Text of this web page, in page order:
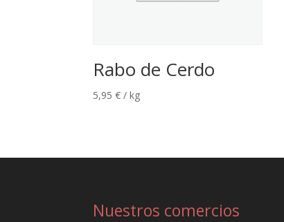
Rabo de Cerdo
5,95€ / kg
Nuestros comercios